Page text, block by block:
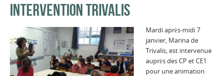
INTERVENTION TRIVALIS
Mardi après-midi 7
janvier, Marina de
Trivalis, est intervenue
auprès des CP et CE1
pour une animation